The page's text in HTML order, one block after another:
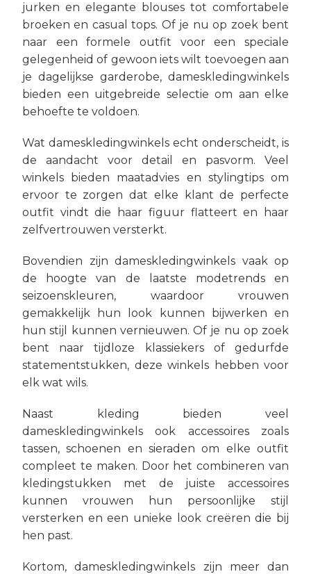
jurken en elegante blouses tot comfortabele
broeken en casual tops. Of je nu op zoek bent
naar een formele outfit voor een speciale
gelegenheid of gewoon iets wilt toevoegen aan
je dagelijkse garderobe, dameskledingwinkels
bieden een uitgebreide selectie om aan elke
behoefte te voldoen.
Wat dameskledingwinkels echt onderscheidt, is
de aandacht voor detail en pasvorm. Veel
winkels bieden maatadvies en stylingtips om
ervoor te zorgen dat elke klant de perfecte
outfit vindt die haar figuur flatteert en haar
zelfvertrouwen versterkt.
Bovendien zijn dameskledingwinkels vaak op
de hoogte van de laatste modetrends en
seizoenskleuren, waardoor vrouwen
gemakkelijk hun look kunnen bijwerken en
hun stijl kunnen vernieuwen. Of je nu op zoek
bent naar tijdloze klassiekers of gedurfde
statementstukken, deze winkels hebben voor
elk wat wils.
Naast kleding bieden veel
dameskledingwinkels ook accessoires zoals
tassen, schoenen en sieraden om elke outfit
compleet te maken. Door het combineren van
kledingstukken met de juiste accessoires
kunnen vrouwen hun persoonlijke stijl
versterken en een unieke look creëren die bij
hen past.
Kortom, dameskledingwinkels zijn meer dan